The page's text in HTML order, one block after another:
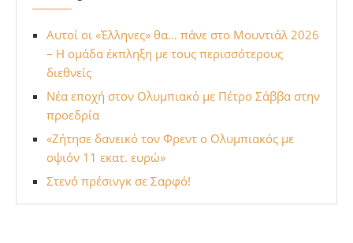
Αυτοί οι «Έλληνες» θα… πάνε στο Μουντιάλ 2026
– H ομάδα έκπληξη με τους περισσότερους
διεθνείς
Νέα εποχή στον Ολυμπιακό με Πέτρο Σάββα στην
προεδρία
«Ζήτησε δανεικό τον Φρεντ ο Ολυμπιακός με
οψιόν 11 εκατ. ευρώ»
Στενό πρέσινγκ σε Σαρφό!